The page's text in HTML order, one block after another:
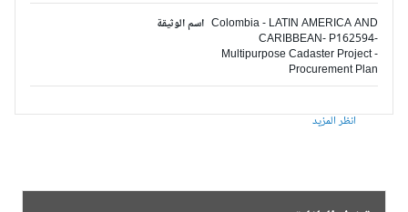
اسم الوثيقة Colombia - LATIN AMERICA AND
CARIBBEAN- P162594-
Multipurpose Cadaster Project -
Procurement Plan
انظر المزيد